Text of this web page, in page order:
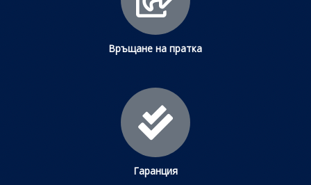
Връщане на пратка
Гаранция